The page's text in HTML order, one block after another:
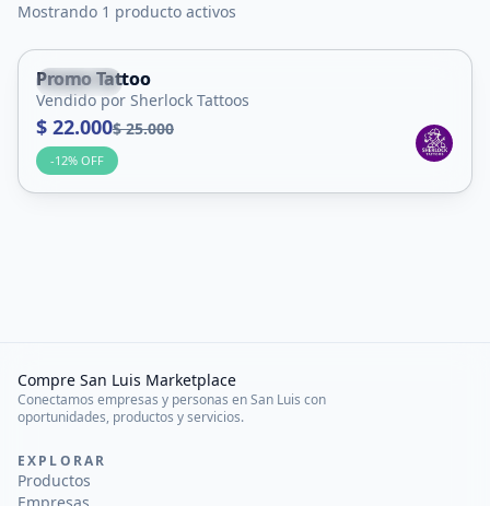
Mostrando 1 producto activos
Capital
Servicio
Promo Tattoo
Vendido por Sherlock Tattoos
$ 22.000$ 25.000
-12% OFF
Compre San Luis Marketplace
Conectamos empresas y personas en San Luis con
oportunidades, productos y servicios.
EXPLORAR
Productos